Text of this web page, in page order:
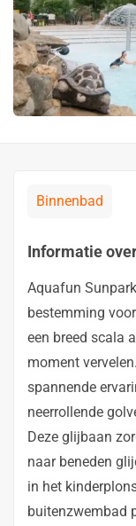
Binnenbad
Informatie
Aquafun
bestemming
een breed scala
moment
spannende
neerrollende
Deze glijbaan
naar beneden
in het
buitenzwembad